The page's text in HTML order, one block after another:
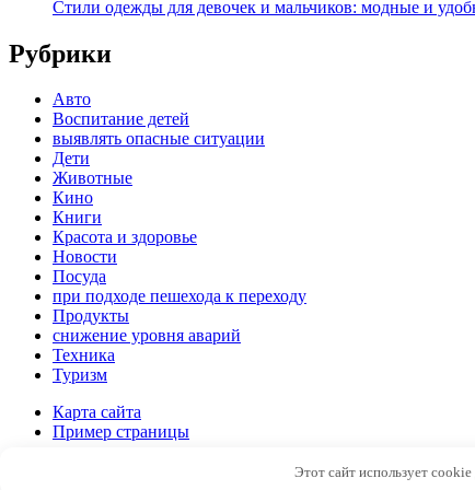
Стили одежды для девочек и мальчиков: модные и
Рубрики
Авто
Воспитание детей
выявлять опасные ситуации
Дети
Животные
Кино
Книги
Красота и здоровье
Новости
Посуда
при подходе пешехода к переходу
Продукты
снижение уровня аварий
Техника
Туризм
Карта сайта
Пример страницы
Этот сайт использует